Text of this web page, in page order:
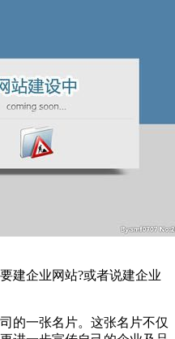
建企业网站?或者说建企业
的一张名片。这张名片不仅